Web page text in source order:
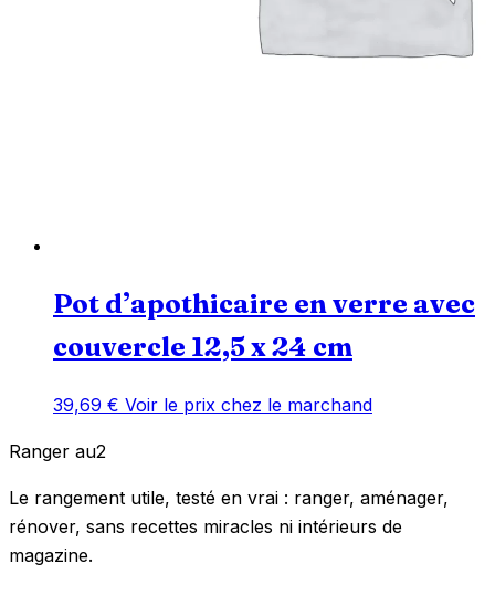
Pot d’apothicaire en verre avec
couvercle 12,5 x 24 cm
39,69 € Voir le prix chez le marchand
Ranger au2
Le rangement utile, testé en vrai : ranger, aménager,
rénover, sans recettes miracles ni intérieurs de
magazine.